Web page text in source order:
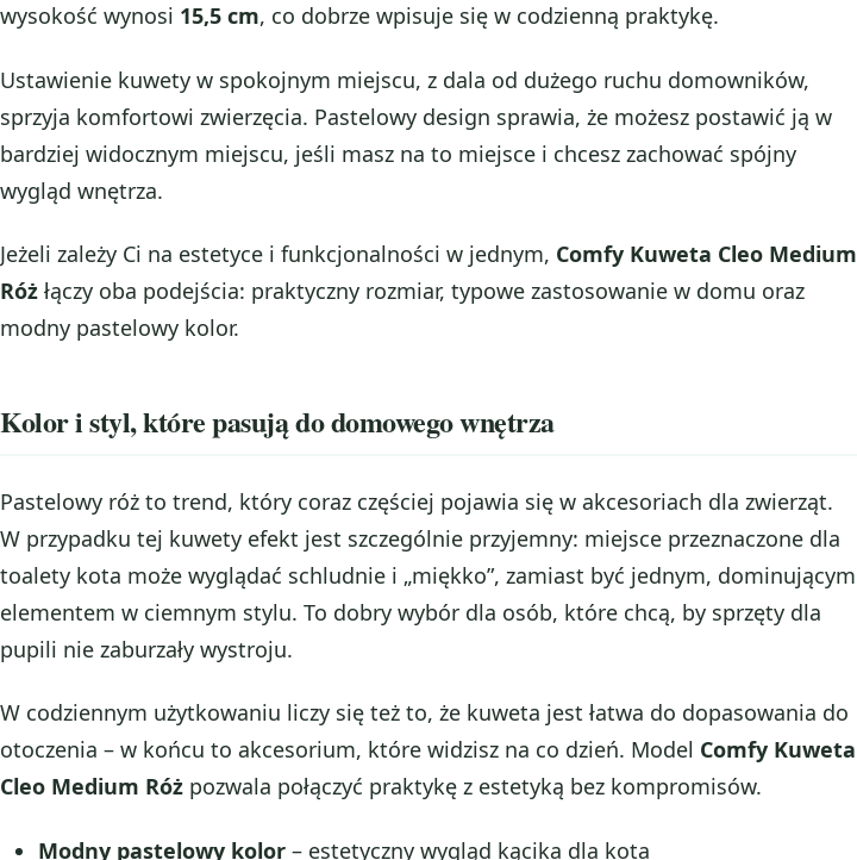
wysokość wynosi 15,5 cm, co dobrze wpisuje się w codzienną praktykę.
Ustawienie kuwety w spokojnym miejscu, z dala od dużego ruchu domowników,
sprzyja komfortowi zwierzęcia. Pastelowy design sprawia, że możesz postawić ją w
bardziej widocznym miejscu, jeśli masz na to miejsce i chcesz zachować spójny
wygląd wnętrza.
Jeżeli zależy Ci na estetyce i funkcjonalności w jednym, Comfy Kuweta Cleo Medium
Róż łączy oba podejścia: praktyczny rozmiar, typowe zastosowanie w domu oraz
modny pastelowy kolor.
Kolor i styl, które pasują do domowego wnętrza
Pastelowy róż to trend, który coraz częściej pojawia się w akcesoriach dla zwierząt.
W przypadku tej kuwety efekt jest szczególnie przyjemny: miejsce przeznaczone dla
toalety kota może wyglądać schludnie i „miękko”, zamiast być jednym, dominującym
elementem w ciemnym stylu. To dobry wybór dla osób, które chcą, by sprzęty dla
pupili nie zaburzały wystroju.
W codziennym użytkowaniu liczy się też to, że kuweta jest łatwa do dopasowania do
otoczenia – w końcu to akcesorium, które widzisz na co dzień. Model Comfy Kuweta
Cleo Medium Róż pozwala połączyć praktykę z estetyką bez kompromisów.
Modny pastelowy kolor– estetyczny wygląd kącika dla kota